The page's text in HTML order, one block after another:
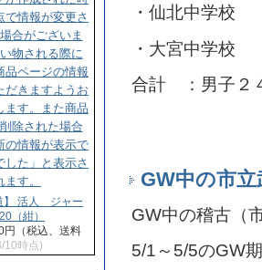
・仙北中学校
・大宮中学校
合計 ：男子２
GW中の市
GW中の稽古（
5/1～5/5のGW
】 活人 ジャー
（紺）
円（税込、送料
10時点)